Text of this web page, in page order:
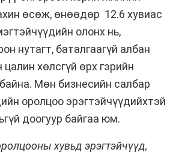
өсөж, өнөөдөр 12.6 хувиас
олонх нь,
нутагт, баталгаагүй албан
хөлсгүй өрх гэрийн
Мөн бизнесийн салбар
оролцоо эрэгтэйчүүдийхтэй
доогуур байгаа юм.
хувьд эрэгтэйчүүд,